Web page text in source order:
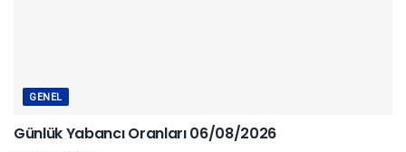
GENEL
Günlük Yabancı Oranları 06/08/2026